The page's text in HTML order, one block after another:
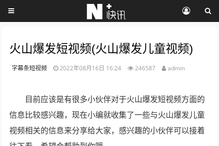
火山爆发短视频(火山爆发儿童视频)
字幕条短视频 2022年08月16日 16:24 246587 admin
目前应该是有很多小伙伴对于火山爆发短视频方面的
信息比较感兴趣，现在小编就收集了一些与火山爆发儿童
视频相关的信息来分享给大家，感兴趣的小伙伴可以接着